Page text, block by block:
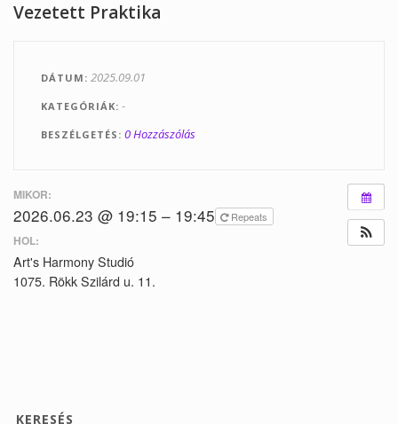
Kapcsolat
Vezetett Praktika
DÁTUM 2025.09.01
KATEGÓRIÁK -
BESZÉLGETÉS 0 Hozzászólás
MIKOR:
2026.06.23 @ 19:15 – 19:45 Repeats
HOL:
Art's Harmony Studió
1075. Rökk Szilárd u. 11.
KERESÉS